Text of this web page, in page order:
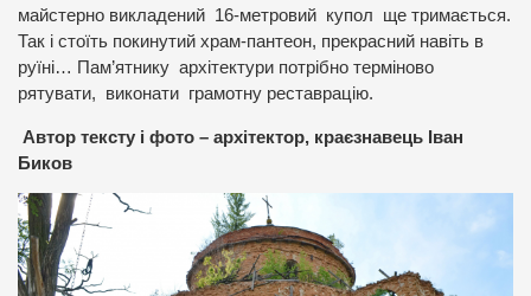
майстерно викладений 16-метровий купол ще тримається.
Так і стоїть покинутий храм-пантеон, прекрасний навіть в
руїні… Пам’ятнику архітектури потрібно терміново
рятувати, виконати грамотну реставрацію.
Автор тексту і фото – архітектор, краєзнавець Іван
Биков